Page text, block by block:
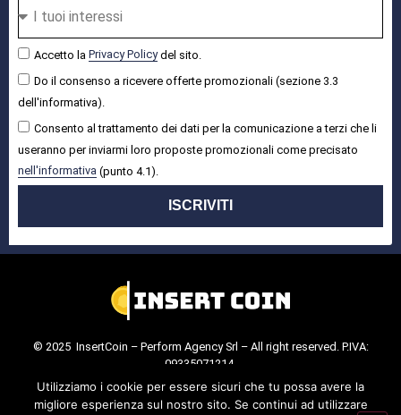
Accetto la Privacy Policydel sito.
Do il consenso a ricevere offerte promozionali (sezione 3.3
dell'informativa).
Consento al trattamento dei dati per la comunicazione a terzi che li
useranno per inviarmi loro proposte promozionali come precisato
nell'informativa (punto 4.1).
ISCRIVITI
© 2025 InsertCoin – Perform Agency Srl – All right reserved. P.IVA:
09335071214.
Cookie Policy . Privacy Policy.
Utilizziamo i cookie per essere sicuri che tu possa avere la
migliore esperienza sul nostro sito. Se continui ad utilizzare